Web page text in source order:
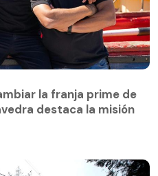
la franja prime de
destaca la misión